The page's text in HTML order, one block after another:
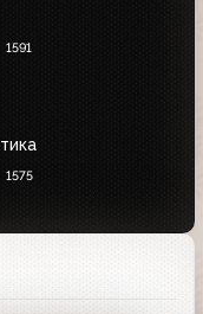
1591
1575